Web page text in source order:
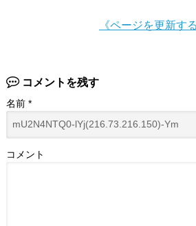
《ページを更新する
コメントを残す
名前 *
コメント